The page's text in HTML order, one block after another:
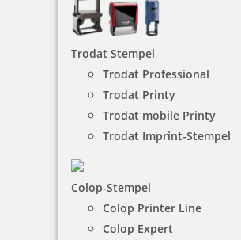
Trodat Stempel
Trodat Professional
Trodat Printy
Trodat mobile Printy
Trodat Imprint-Stempel
Colop-Stempel
Colop Printer Line
Colop Expert
Hersteller:Trodat
Max. Zeilen: 6
Max. Abdruckmaße: 58 x 22 mm
Kissenfarben:
Trodat Printy 9413 mobiler
21,35 €